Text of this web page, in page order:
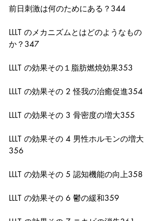
前日刺激は何のためにある？344
LLLT のメカニズムとはどのようなもの
か？347
LLLT の効果その１脂肪燃焼効果353
LLLT の効果その 2 怪我の治癒促進354
LLLT の効果その 3 骨密度の増大355
LLLT の効果その 4 男性ホルモンの増大
356
LLLT の効果その 5 認知機能の向上358
LLLT の効果その 6 鬱の緩和359